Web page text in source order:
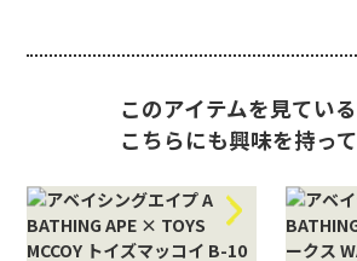
このアイテムを見てい
こちらにも興味を持っ